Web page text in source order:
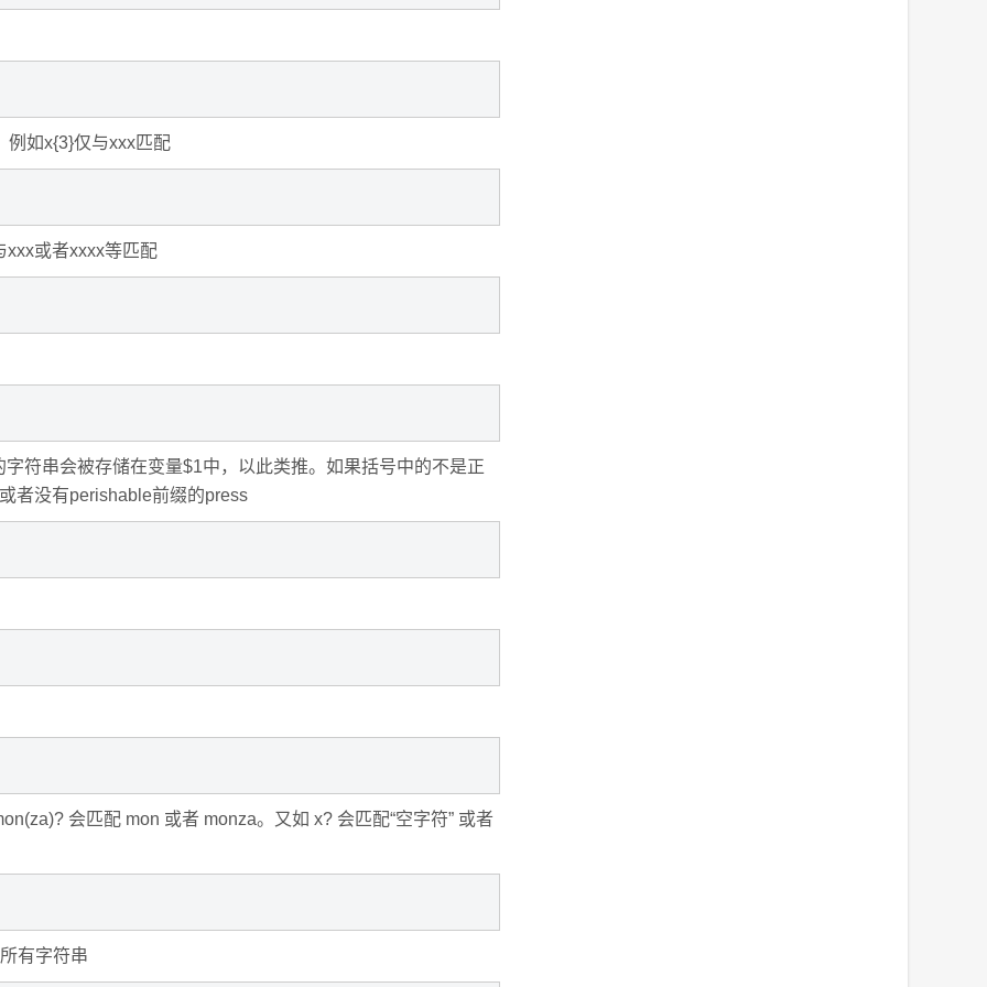
例如x{3}仅与xxx匹配
xxx或者xxxx等匹配
符串会被存储在变量$1中，以此类推。如果括号中的不是正
者没有perishable前缀的press
会匹配 mon 或者 monza。又如 x? 会匹配“空字符” 或者
有字符串